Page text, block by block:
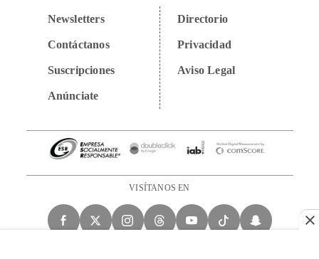
Newsletters
Contáctanos
Suscripciones
Anúnciate
Directorio
Privacidad
Aviso Legal
VISÍTANOS EN